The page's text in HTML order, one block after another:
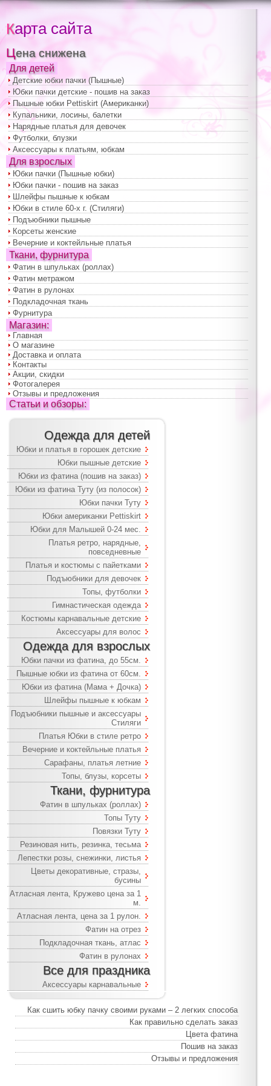
Карта сайта
Цена снижена
Для детей
Детские юбки пачки (Пышные)
Юбки пачки детские - пошив на заказ
Пышные юбки Pettiskirt (Американки)
Купальники, лосины, балетки
Нарядные платья для девочек
Футболки, блузки
Аксессуары к платьям, юбкам
Для взрослых
Юбки пачки (Пышные юбки)
Юбки пачки - пошив на заказ
Шлейфы пышные к юбкам
Юбки в стиле 60-х г. (Стиляги)
Подъюбники пышные
Корсеты женские
Вечерние и коктейльные платья
Ткани, фурнитура
Фатин в шпульках (роллах)
Фатин метражом
Фатин в рулонах
Подкладочная ткань
Фурнитура
Магазин:
Главная
О магазине
Доставка и оплата
Контакты
Акции, скидки
Фотогалерея
Отзывы и предложения
Статьи и обзоры:
Одежда для детей
Юбки и платья в горошек детские
Юбки пышные детские
Юбки из фатина (пошив на заказ)
Юбки из фатина Туту (из полосок)
Юбки пачки Туту
Юбки американки Pettiskirt
Юбки для Малышей 0-24 мес.
Платья ретро, нарядные,
повседневные
Платья и костюмы с пайетками
Подъюбники для девочек
Топы, футболки
Гимнастическая одежда
Костюмы карнавальные детские
Аксессуары для волос
Одежда для взрослых
Юбки пачки из фатина, до 55см.
Пышные юбки из фатина от 60см.
Юбки из фатина (Мама + Дочка)
Шлейфы пышные к юбкам
Подъюбники пышные и аксессуары
Стиляги
Платья Юбки в стиле ретро
Вечерние и коктейльные платья
Сарафаны, платья летние
Топы, блузы, корсеты
Ткани, фурнитура
Фатин в шпульках (роллах)
Топы Туту
Повязки Туту
Резиновая нить, резинка, тесьма
Лепестки розы, снежинки, листья
Цветы декоративные, стразы,
бусины
Атласная лента, Кружево цена за 1
м.
Атласная лента, цена за 1 рулон.
Фатин на отрез
Подкладочная ткань, атлас
Фатин в рулонах
Все для праздника
Аксессуары карнавальные
Как сшить юбку пачку своими руками – 2 легких способа
Как правильно сделать заказ
Цвета фатина
Пошив на заказ
Отзывы и предложения